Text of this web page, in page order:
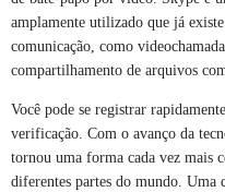
amplamente utilizado que já
comunicação, como
compartilhamento de arquivos
Você pode se registrar
verificação. Com o avanço da
tornou uma forma cada vez mais
diferentes partes do mundo. Uma